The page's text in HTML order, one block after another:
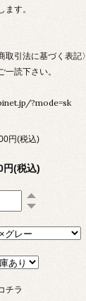
す。
引法に基づく表記〉
読下さい。
?mode=sk
円(税込)
円(税込)
チラ